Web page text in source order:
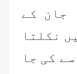
جان کے
نکلتا
کی جا